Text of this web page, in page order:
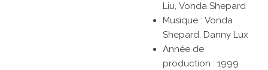
Liu, Vonda Shepard
Musique : Vonda
Shepard, Danny Lux
Année de
production : 1999